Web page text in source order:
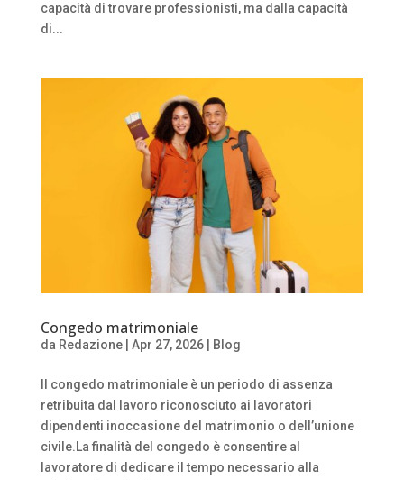
capacità di trovare professionisti, ma dalla capacità
di...
Congedo matrimoniale
da Redazione| Apr 27, 2026| Blog
Il congedo matrimoniale è un periodo di assenza
retribuita dal lavoro riconosciuto ai lavoratori
dipendenti inoccasione del matrimonio o dell’unione
civile.La finalità del congedo è consentire al
lavoratore di dedicare il tempo necessario alla